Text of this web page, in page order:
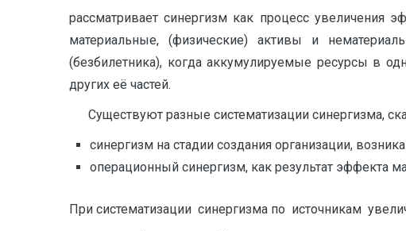
рассматривает синергизм как процесс увеличения
материальные, (физические) активы и
(безбилетника), когда аккумулируемые ресурсы в
других её частей.
Существуют разные систематизации синергизма,
синергизм на стадии создания организации,
операционный синергизм, как результат эффекта
При систематизации синергизма по источникам